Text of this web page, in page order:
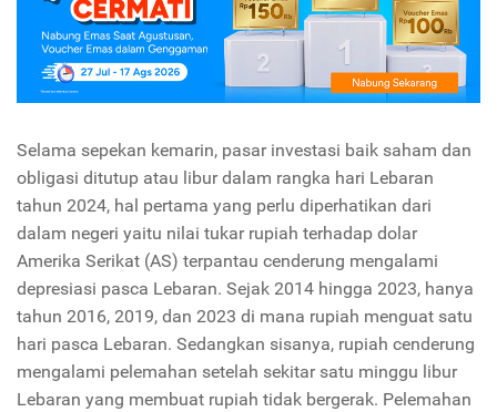
Selama sepekan kemarin, pasar investasi baik saham dan
obligasi ditutup atau libur dalam rangka hari Lebaran
tahun 2024, hal pertama yang perlu diperhatikan dari
dalam negeri yaitu nilai tukar rupiah terhadap dolar
Amerika Serikat (AS) terpantau cenderung mengalami
depresiasi pasca Lebaran. Sejak 2014 hingga 2023, hanya
tahun 2016, 2019, dan 2023 di mana rupiah menguat satu
hari pasca Lebaran. Sedangkan sisanya, rupiah cenderung
mengalami pelemahan setelah sekitar satu minggu libur
Lebaran yang membuat rupiah tidak bergerak. Pelemahan